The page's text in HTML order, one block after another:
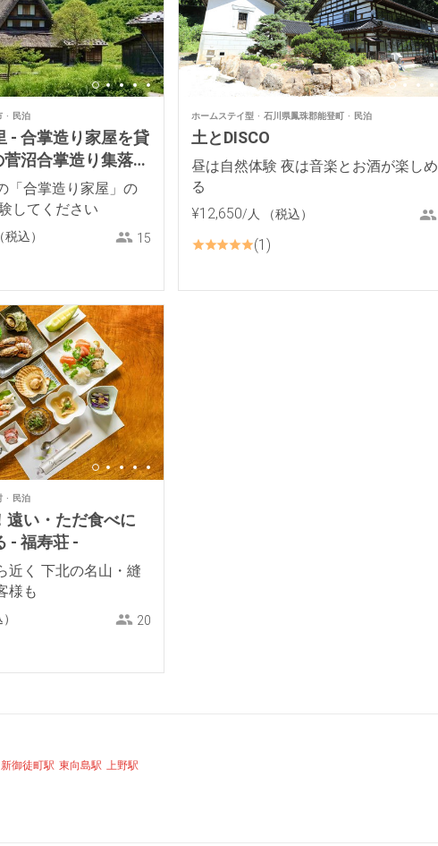
民泊
- 合掌造り家屋を貸
沼合掌造り集落よ
「合掌造り家屋」の
してください
（税込） 15
ホームステイ型 石川県鳳珠郡能登町 民泊
土とDISCO
昼は自然体験 夜は音楽とお酒が楽しめ
る
¥12,650/人 （税込）
1
民泊
遠い・ただ食べに
- 福寿荘 -
近く 下北の名山・縫
様も
20
新御徒町駅 東向島駅 上野駅